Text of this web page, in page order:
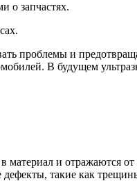
о запчастях.
проблемы и
В будущем
материал и отражаются
такие как